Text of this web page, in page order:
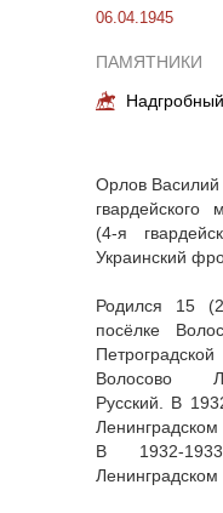
06.04.1945
ПАМЯТНИКИ
Орлов
гвардейского
(4-я
Украинский
Родился 15
посёлке
Волосово
Русский. В
В 1932-
Ленинградском